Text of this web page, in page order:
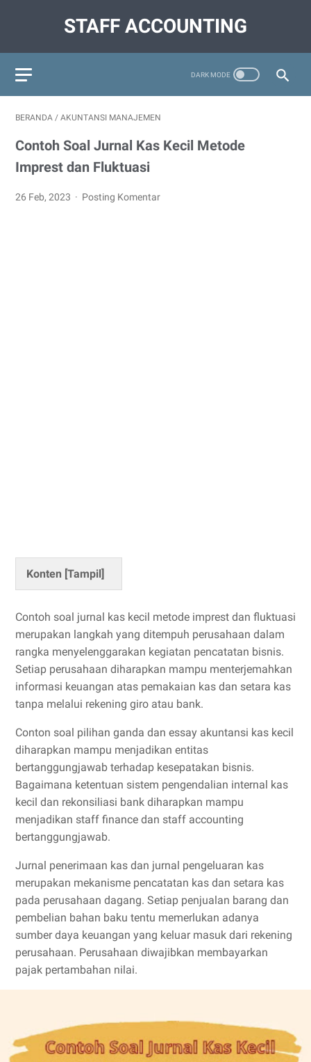
STAFF ACCOUNTING
BERANDA / AKUNTANSI MANAJEMEN
Contoh Soal Jurnal Kas Kecil Metode
Imprest dan Fluktuasi
26 Feb, 2023 Posting Komentar
Konten [Tampil]
Contoh soal jurnal kas kecil metode imprest dan fluktuasi
merupakan langkah yang ditempuh perusahaan dalam
rangka menyelenggarakan kegiatan pencatatan bisnis.
Setiap perusahaan diharapkan mampu menterjemahkan
informasi keuangan atas pemakaian kas dan setara kas
tanpa melalui rekening giro atau bank.
Conton soal pilihan ganda dan essay akuntansi kas kecil
diharapkan mampu menjadikan entitas
bertanggungjawab terhadap kesepatakan bisnis.
Bagaimana ketentuan sistem pengendalian internal kas
kecil dan rekonsiliasi bank diharapkan mampu
menjadikan staff finance dan staff accounting
bertanggungjawab.
Jurnal penerimaan kas dan jurnal pengeluaran kas
merupakan mekanisme pencatatan kas dan setara kas
pada perusahaan dagang. Setiap penjualan barang dan
pembelian bahan baku tentu memerlukan adanya
sumber daya keuangan yang keluar masuk dari rekening
perusahaan. Perusahaan diwajibkan membayarkan
pajak pertambahan nilai.